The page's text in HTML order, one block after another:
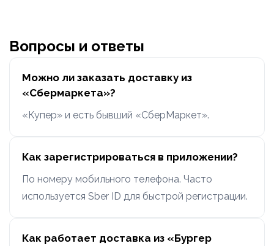
Вопросы и ответы
Можно ли заказать доставку из
«Сбермаркета»?
«Купер» и есть бывший «СберМаркет».
Как зарегистрироваться в приложении?
По номеру мобильного телефона. Часто
используется Sber ID для быстрой регистрации.
Как работает доставка из «Бургер